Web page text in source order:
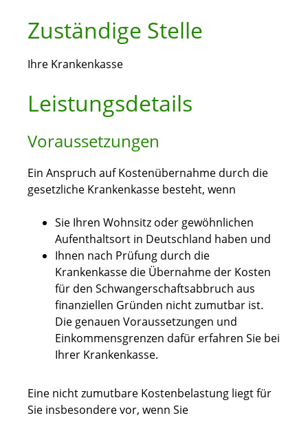
Zuständige Stelle
Ihre Krankenkasse
Leistungsdetails
Voraussetzungen
Ein Anspruch auf Kostenübernahme durch die
gesetzliche Krankenkasse besteht, wenn
Sie Ihren Wohnsitz oder gewöhnlichen
Aufenthaltsort in Deutschland haben und
Ihnen nach Prüfung durch die
Krankenkasse die Übernahme der Kosten
für den Schwangerschaftsabbruch aus
finanziellen Gründen nicht zumutbar ist.
Die genauen Voraussetzungen und
Einkommensgrenzen dafür erfahren Sie bei
Ihrer Krankenkasse.
Eine nicht zumutbare Kostenbelastung liegt für
Sie insbesondere vor, wenn Sie